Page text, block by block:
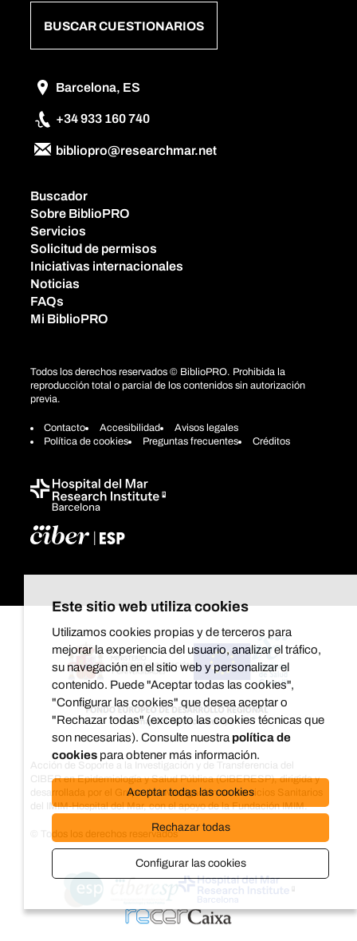
BUSCAR CUESTIONARIOS
Barcelona, ES
+34 933 160 740
bibliopro@researchmar.net
Buscador
Sobre BiblioPRO
Servicios
Solicitud de permisos
Iniciativas internacionales
Noticias
FAQs
Mi BiblioPRO
Todos los derechos reservados © BiblioPRO. Prohibida la
reproducción total o parcial de los contenidos sin autorización
previa.
Contacto Accesibilidad
Avisos legales
Política de cookies
Preguntas frecuentes Créditos
Acción de Soporte a la Investigación y de Transferencia del
CIBER en Epidemiología y Salud Pública (CIBERESP), dirigida y
desarrollada por el Grupo de investigación en Servicios Sanitarios
del IMIM-Hospital del Mar, con el apoyo de la Fundación IMIM.
© Todos los derechos reservados
Este sitio web utiliza cookies
Utilizamos cookies propias y de terceros para
mejorar la experiencia del usuario, analizar el tráfico,
su navegación en el sitio web y personalizar el
contenido. Puede "Aceptar todas las cookies",
"Configurar las cookies" que desea aceptar o
"Rechazar todas" (excepto las cookies técnicas que
son necesarias). Consulte nuestra política de
cookies para obtener más información.
Aceptar todas las cookies
Rechazar todas
Configurar las cookies